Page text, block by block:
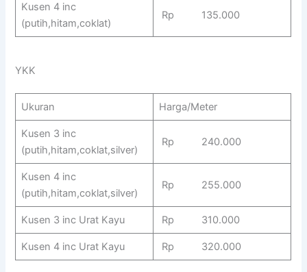
Kusen 4 inc
(putih,hitam,coklat)
Rp 135.000
YKK
Ukuran Harga/Meter
Kusen 3 inc
(putih,hitam,coklat,silver)
Rp 240.000
Kusen 4 inc
(putih,hitam,coklat,silver)
Rp 255.000
Kusen 3 inc Urat Kayu Rp 310.000
Kusen 4 inc Urat Kayu Rp 320.000